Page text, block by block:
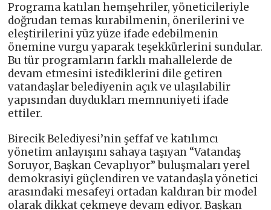
Programa katılan hemşehriler, yöneticileriyle
doğrudan temas kurabilmenin, önerilerini ve
eleştirilerini yüz yüze ifade edebilmenin
önemine vurgu yaparak teşekkürlerini sundular.
Bu tür programların farklı mahallelerde de
devam etmesini istediklerini dile getiren
vatandaşlar belediyenin açık ve ulaşılabilir
yapısından duydukları memnuniyeti ifade
ettiler.
Birecik Belediyesi’nin şeffaf ve katılımcı
yönetim anlayışını sahaya taşıyan “Vatandaş
Soruyor, Başkan Cevaplıyor” buluşmaları yerel
demokrasiyi güçlendiren ve vatandaşla yönetici
arasındaki mesafeyi ortadan kaldıran bir model
olarak dikkat çekmeye devam ediyor. Başkan